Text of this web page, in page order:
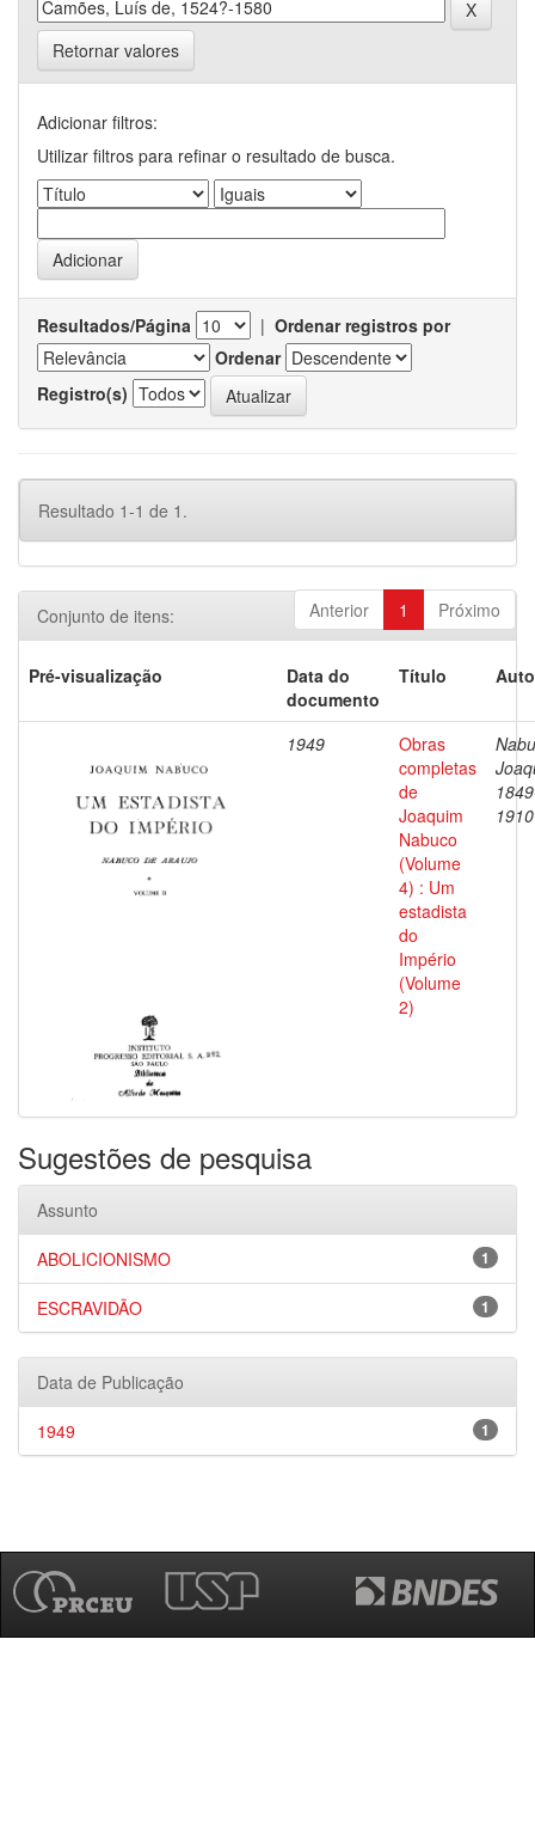
Retornar valores
Adicionar filtros:
Utilizar filtros para refinar o resultado de busca.
Resultados/Página | Ordenar registros por
Ordenar
Registro(s)
Resultado 1-1 de 1.
Anterior 1 Próximo
Conjunto de itens:
Pré-visualização
Data do
documento
Título
1949
Obras
completas
de
Joaquim
Nabuco
(Volume
4) : Um
estadista
do
Império
(Volume
2)
1910
Sugestões de pesquisa
Assunto
1
ABOLICIONISMO
1
ESCRAVIDÃO
Data de Publicação
1
1949